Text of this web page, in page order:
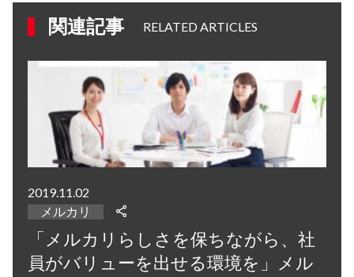
関連記事 RELATED ARTICLES
2019.11.02
メルカリ
「メルカリらしさを保ちながら、社
員がバリューを出せる環境を」メル